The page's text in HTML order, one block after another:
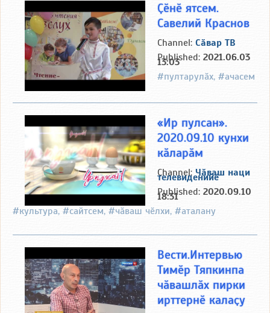
Ҫӗнӗ ятсем.
Савелий Краснов
Channel: Сӑвар ТВ
Published: 2021.06.03
13:03
#пултарулӑх, #ачасем
«Ир пулсан».
2020.09.10 кунхи
кӑларӑм
Channel:Чӑваш наци
телевиденийӗ
Published: 2020.09.10
18:31
#культура, #сайтсем, #чӑваш чӗлхи, #аталану
Вести.Интервью
Тимӗр Тяпкинпа
чӑвашлӑх пирки
ирттернӗ калаҫу